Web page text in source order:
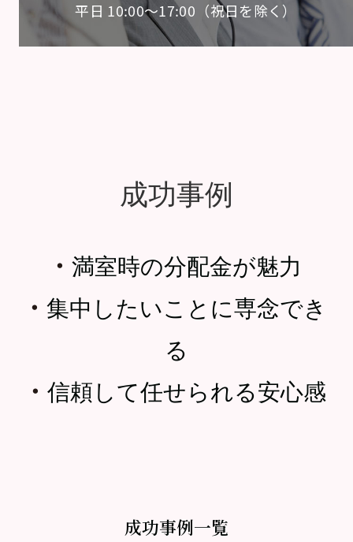
平日 10:00〜17:00（祝日を除く）
成功事例
・ 満室時の分配金が魅力
・ 集中したいことに専念でき
る
・ 信頼して任せられる安心感
成功事例一覧